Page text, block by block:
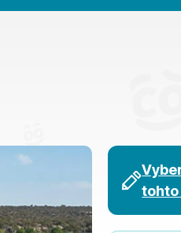
tohto